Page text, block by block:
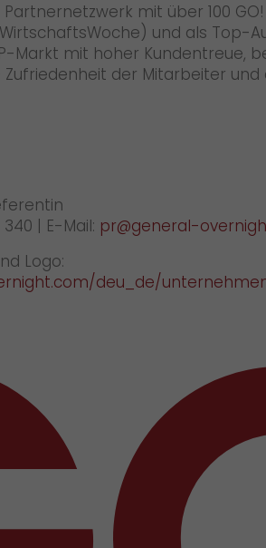
mit über 100
und als Top-
Markt mit hoher Kundentreue,
der Mitarbeiter
| E-Mail: pr@general-
Logo:
deu_de/